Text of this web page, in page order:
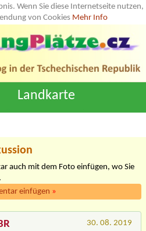
Wenn Sie diese Internetseite nutzen,
von Cookies Mehr Info
Landkarte
auch mit dem Foto einfügen, wo Sie
einfügen »
30. 08. 2019